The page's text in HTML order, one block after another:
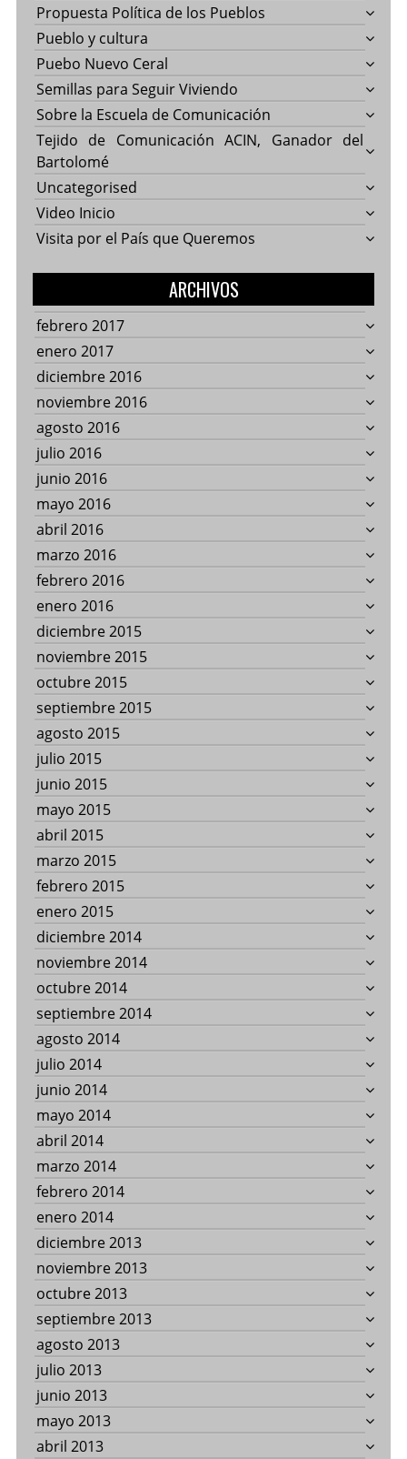
Propuesta Política de los Pueblos
Pueblo y cultura
Puebo Nuevo Ceral
Semillas para Seguir Viviendo
Sobre la Escuela de Comunicación
Tejido de Comunicación ACIN, Ganador del
Bartolomé
Uncategorised
Video Inicio
Visita por el País que Queremos
ARCHIVOS
febrero 2017
enero 2017
diciembre 2016
noviembre 2016
agosto 2016
julio 2016
junio 2016
mayo 2016
abril 2016
marzo 2016
febrero 2016
enero 2016
diciembre 2015
noviembre 2015
octubre 2015
septiembre 2015
agosto 2015
julio 2015
junio 2015
mayo 2015
abril 2015
marzo 2015
febrero 2015
enero 2015
diciembre 2014
noviembre 2014
octubre 2014
septiembre 2014
agosto 2014
julio 2014
junio 2014
mayo 2014
abril 2014
marzo 2014
febrero 2014
enero 2014
diciembre 2013
noviembre 2013
octubre 2013
septiembre 2013
agosto 2013
julio 2013
junio 2013
mayo 2013
abril 2013